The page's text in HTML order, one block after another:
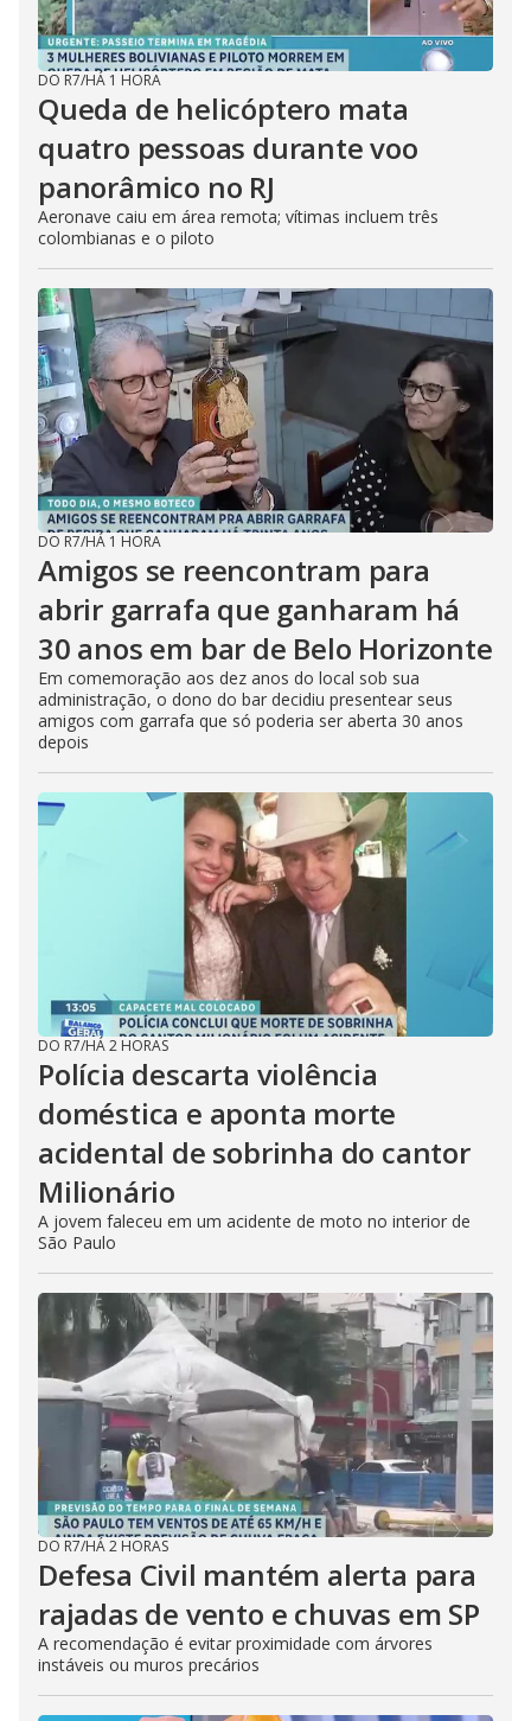
DO R7/HÁ 1 HORA
Queda de helicóptero mata
quatro pessoas durante voo
panorâmico no RJ
Aeronave caiu em área remota; vítimas incluem três
colombianas e o piloto
DO R7/HÁ 1 HORA
Amigos se reencontram para
abrir garrafa que ganharam há
30 anos em bar de Belo Horizonte
Em comemoração aos dez anos do local sob sua
administração, o dono do bar decidiu presentear seus
amigos com garrafa que só poderia ser aberta 30 anos
depois
DO R7/HÁ 2 HORAS
Polícia descarta violência
doméstica e aponta morte
acidental de sobrinha do cantor
Milionário
A jovem faleceu em um acidente de moto no interior de
São Paulo
DO R7/HÁ 2 HORAS
Defesa Civil mantém alerta para
rajadas de vento e chuvas em SP
A recomendação é evitar proximidade com árvores
instáveis ou muros precários